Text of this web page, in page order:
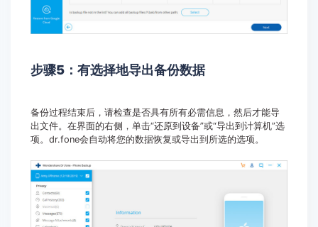
步骤5：有选择地导出备份数据
备份过程结束后，请检查是否具有所有必需信息，然后才能导
出文件。在界面的右侧，单击“还原到设备”或“导出到计算机”选
项。dr.fone会自动将您的数据恢复或导出到所选的选项。